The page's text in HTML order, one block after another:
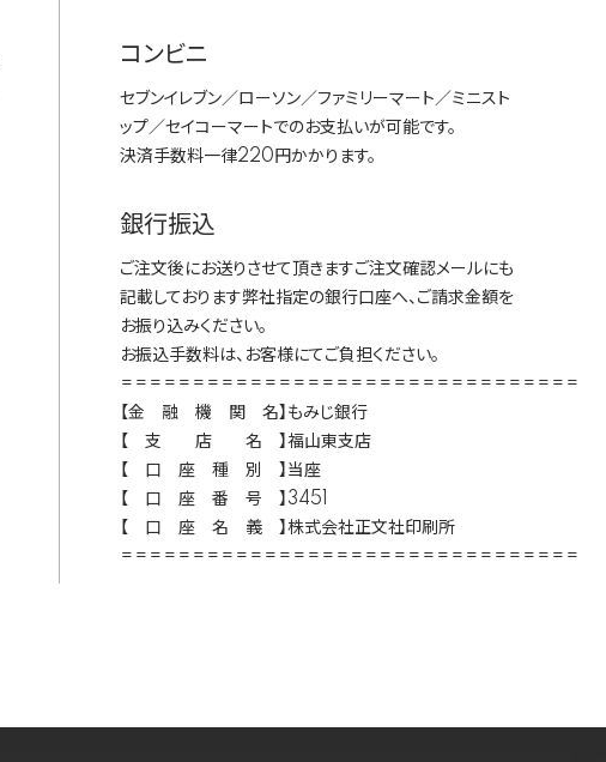
コンビニ
セブンイレブン／ローソン／ファミリーマート／ミニスト
ップ／セイコーマートでのお支払いが可能です。
決済手数料一律220円かかります。
銀行振込
ご注文後にお送りさせて頂きますご注文確認メールにも
記載しております弊社指定の銀行口座へ、ご請求金額を
お振り込みください。
お振込手数料は、お客様にてご負担ください。
================================
【金 融 機 関 名】もみじ銀行
【 支 店 名 】福山東支店
【 口 座 種 別 】当座
【 口 座 番 号 】3451
【 口 座 名 義 】株式会社正文社印刷所
================================